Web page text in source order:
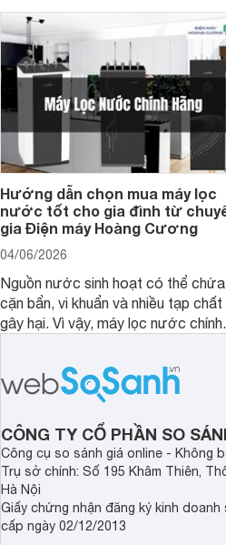
Hướng dẫn chọn mua máy lọc
nước tốt cho gia đình từ
gia Điện máy Hoàng Cương
04/06/2026
Nguồn nước sinh hoạt có thể chứa
cặn bẩn, vi khuẩn và nhiều tạp chất
gây hại. Vì vậy, máy lọc nước chính
sức khỏe và đảm bảo nguồn nước
sạch cho cả gia đình.
CÔNG TY CỔ PHẦN SO
Công cụ so sánh giá online - Không
Trụ sở chính: Số 195 Khâm Thiên,
Hà Nội
Giấy chứng nhận đăng ký kinh doanh
cấp ngày 02/12/2013